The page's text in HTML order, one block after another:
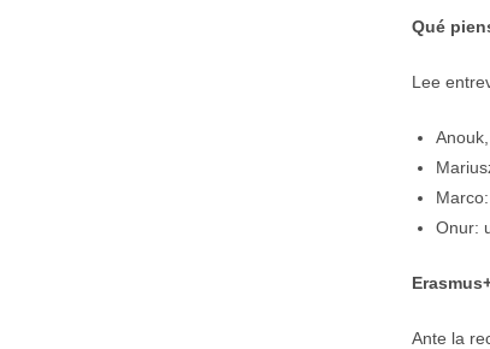
Qué
Lee
Onur:
Ante la